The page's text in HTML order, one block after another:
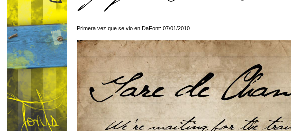
Primera vez que se vio en DaFont: 07/01/2010